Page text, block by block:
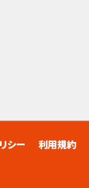
シー 利用規約